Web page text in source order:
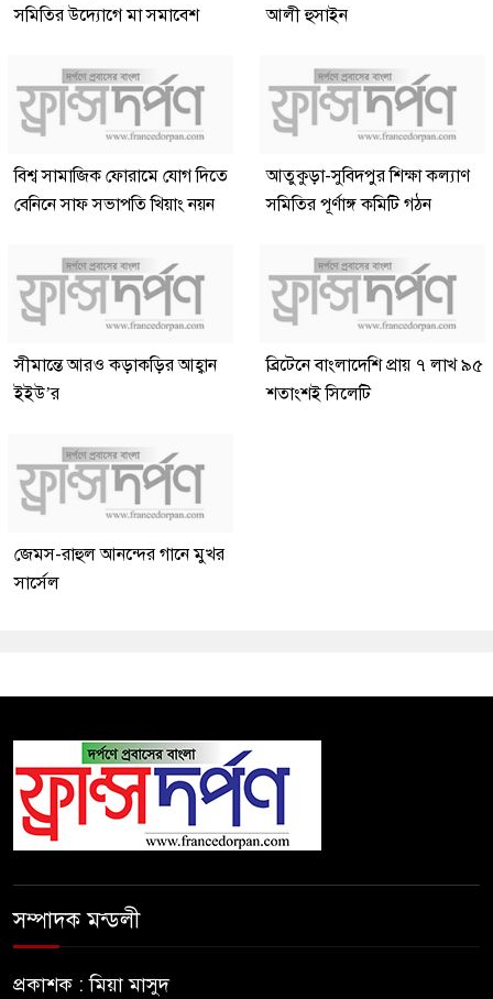
সমিতির উদ্যোগে মা সমাবেশ
আলী হুসাইন
বিশ্ব সামাজিক ফোরামে যোগ দিতে
বেনিনে সাফ সভাপতি খিয়াং নয়ন
আতুকুড়া-সুবিদপুর শিক্ষা কল্যাণ
সমিতির পূর্ণাঙ্গ কমিটি গঠন
সীমান্তে আরও কড়াকড়ির আহ্বান
ইইউ’র
ব্রিটেনে বাংলাদেশি প্রায় ৭ লাখ ৯৫
শতাংশই সিলেটি
জেমস-রাহুল আনন্দের গানে মুখর
সার্সেল
সম্পাদক মন্ডলী
প্রকাশক : মিয়া মাসুদ